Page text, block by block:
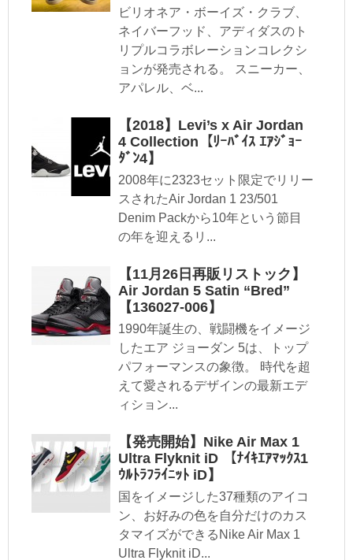
ビリオネア・ボーイズ・クラブ、
ネイバーフッド、アディダスのト
リプルコラボレーションコレクシ
ョンが発売される。 スニーカー、
アパレル、ベ...
【2018】Levi’s x Air Jordan
4 Collection【ﾘｰﾊﾞｲｽ ｴｱｼﾞｮｰ
ﾀﾞﾝ4】
2008年に2323セット限定でリリー
スされたAir Jordan 1 23/501
Denim Packから10年という節目
の年を迎えるリ...
【11月26日再販リストック】
Air Jordan 5 Satin “Bred”
【136027-006】
1990年誕生の、戦闘機をイメージ
したエア ジョーダン 5は、トップ
パフォーマンスの象徴。 時代を超
えて愛されるデザインの最新エデ
ィション...
【発売開始】Nike Air Max 1
Ultra Flyknit iD 【ﾅｲｷｴｱﾏｯｸｽ1
ｳﾙﾄﾗﾌﾗｲﾆｯﾄ iD】
国をイメージした37種類のアイコ
ン、お好みの色を自分だけのカス
タマイズができるNike Air Max 1
Ultra Flyknit iD...